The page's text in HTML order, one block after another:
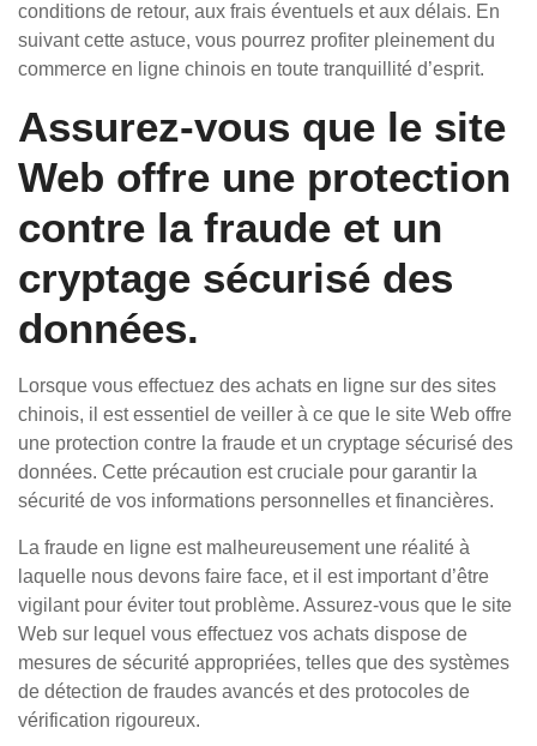
conditions de retour, aux frais éventuels et aux délais. En
suivant cette astuce, vous pourrez profiter pleinement du
commerce en ligne chinois en toute tranquillité d’esprit.
Assurez-vous que le site
Web offre une protection
contre la fraude et un
cryptage sécurisé des
données.
Lorsque vous effectuez des achats en ligne sur des sites
chinois, il est essentiel de veiller à ce que le site Web offre
une protection contre la fraude et un cryptage sécurisé des
données. Cette précaution est cruciale pour garantir la
sécurité de vos informations personnelles et financières.
La fraude en ligne est malheureusement une réalité à
laquelle nous devons faire face, et il est important d’être
vigilant pour éviter tout problème. Assurez-vous que le site
Web sur lequel vous effectuez vos achats dispose de
mesures de sécurité appropriées, telles que des systèmes
de détection de fraudes avancés et des protocoles de
vérification rigoureux.